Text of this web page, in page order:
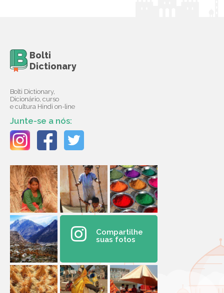
Bolti
Dictionary
Bolti Dictionary,
Dicionário, curso
e cultura Hindi on-line
Junte-se a nós:
Compartilhe
suas fotos